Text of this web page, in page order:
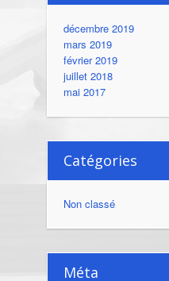
décembre 2019
mars 2019
février 2019
juillet 2018
mai 2017
Catégories
Non classé
Méta